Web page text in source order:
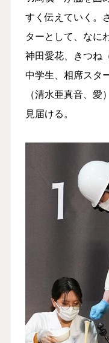
すく伝えていく。
ターとして、なに
神田愛花、きつね
中学生、相席スタ
（清水亜真音、
見届ける。